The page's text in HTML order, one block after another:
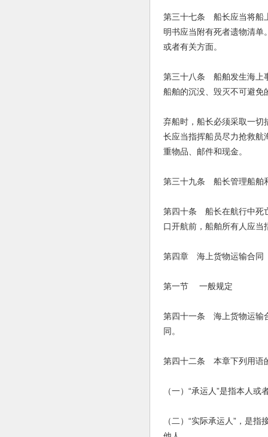
第三十七条 船长应当将船
明书应当附有死者遗物清
或者有关方面。
第三十八条 船舶发生海上
船舶的沉没、毁灭不可避免
弃船时，船长必须采取一切
长应当指挥船员尽力抢救航
重物品、邮件和现金。
第三十九条 船长管理船舶
第四十条 船长在航行中死
口开航前，船舶所有人应当
第四章 海上货物运输合同
第一节 一般规定
第四十一条 海上货物运输
同。
第四十二条 本章下列用语
（一）“承运人”是指本人
（二）“实际承运人”，是